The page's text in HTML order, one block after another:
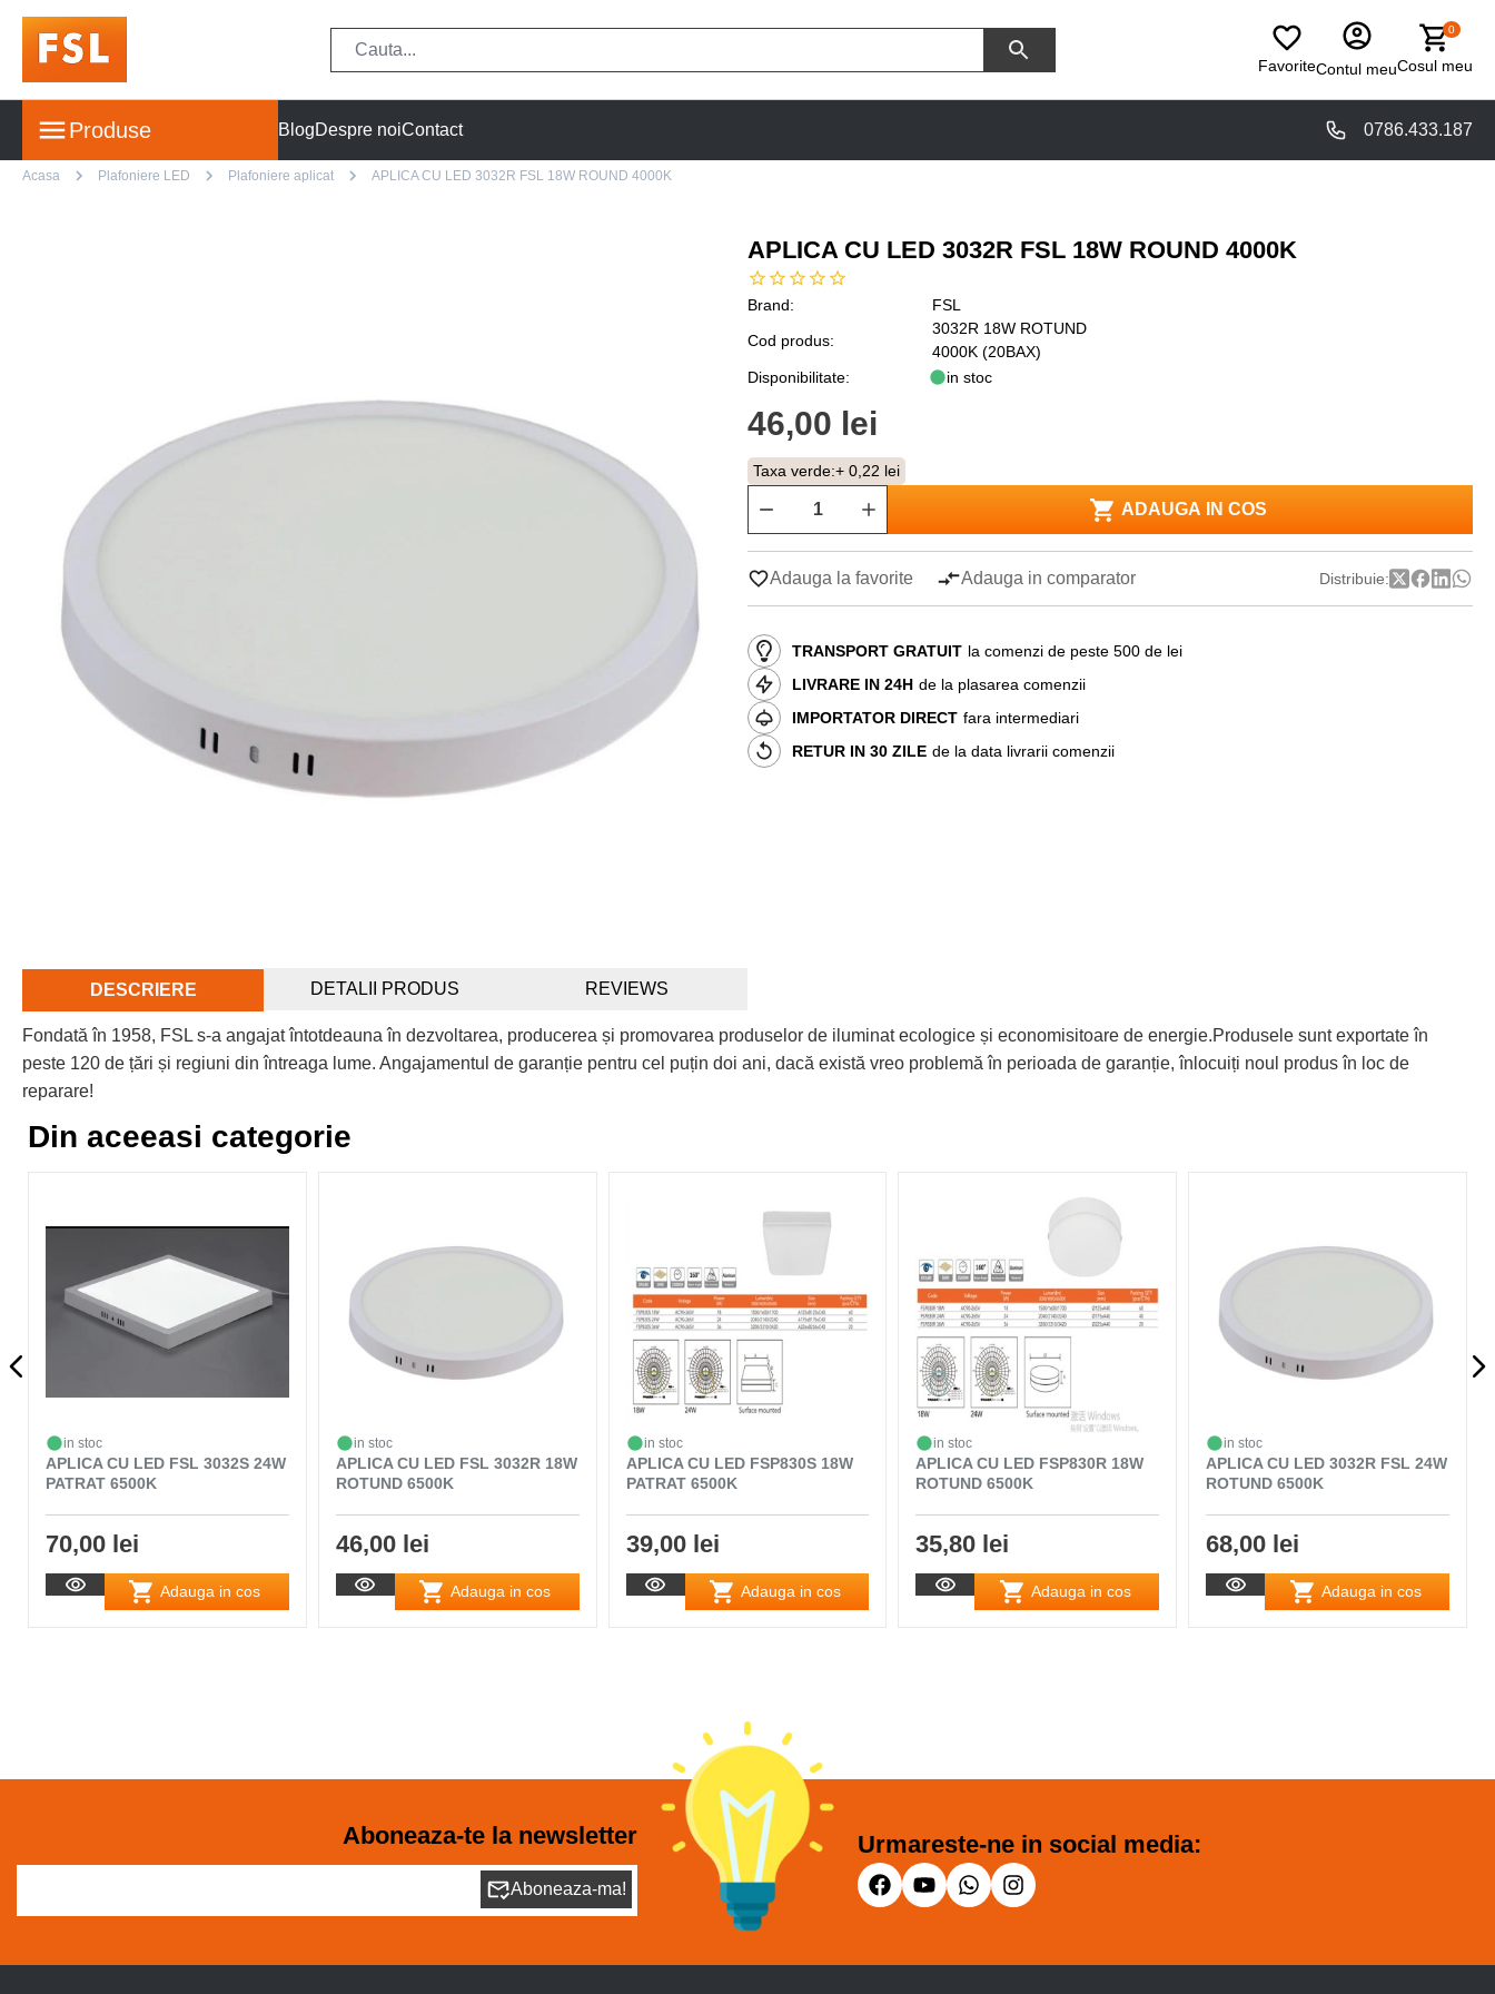
FavoriteContul meu
0
Cosul meu
Produse BlogDespre noiContact 0786.433.187
Acasa Plafoniere LED Plafoniere aplicat APLICA CU LED 3032R FSL 18W ROUND 4000K
APLICA CU LED 3032R FSL 18W ROUND 4000K
Brand:
FSL
Cod produs:
3032R 18W ROTUND
4000K (20BAX)
Disponibilitate:
in stoc
46,00 lei
Taxa verde:+ 0,22 lei
ADAUGA IN COS
Adauga la favorite Adauga in comparator Distribuie:
TRANSPORT GRATUIT la comenzi de peste 500 de lei
LIVRARE IN 24H de la plasarea comenzii
IMPORTATOR DIRECT fara intermediari
RETUR IN 30 ZILE de la data livrarii comenzii
DESCRIERE DETALII PRODUS REVIEWS
Fondată în 1958, FSL s-a angajat întotdeauna în dezvoltarea, producerea și promovarea produselor de iluminat ecologice și economisitoare de energie.Produsele sunt exportate în
peste 120 de țări și regiuni din întreaga lume. Angajamentul de garanție pentru cel puțin doi ani, dacă există vreo problemă în perioada de garanție, înlocuiți noul produs în loc de
reparare!
Din aceeasi categorie
in stoc
APLICA CU LED FSL 3032S 24W
PATRAT 6500K
70,00 lei
Adauga in cos
in stoc
APLICA CU LED FSL 3032R 18W
ROTUND 6500K
46,00 lei
Adauga in cos
in stoc
APLICA CU LED FSP830S 18W
PATRAT 6500K
39,00 lei
Adauga in cos
in stoc
APLICA CU LED FSP830R 18W
ROTUND 6500K
35,80 lei
Adauga in cos
in stoc
APLICA CU LED 3032R FSL 24W
ROTUND 6500K
68,00 lei
Adauga in cos
Aboneaza-te la newsletter
Aboneaza-ma!
Urmareste-ne in social media: